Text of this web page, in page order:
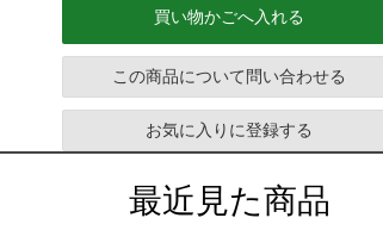
買い物かごへ入れる
この商品について問い合わせる
お気に入りに登録する
最近見た商品